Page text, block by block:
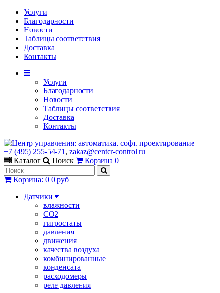
Услуги
Благодарности
Новости
Таблицы соответствия
Доставка
Контакты
Услуги
Благодарности
Новости
Таблицы соответствия
Доставка
Контакты
+7 (495) 255-54-71 , zakaz@center-control.ru
Каталог
Поиск Корзина 0
Корзина: 0 0 руб
Датчики
влажности
CO2
гигростаты
давления
движения
качества воздуха
комбинированные
конденсата
расходомеры
реле давления